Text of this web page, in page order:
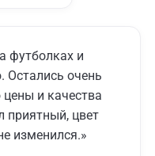
футболках и
очень
и качества
приятный, цвет
изменился.»